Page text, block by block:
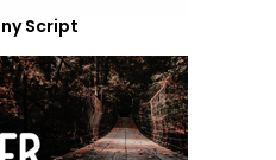
Script